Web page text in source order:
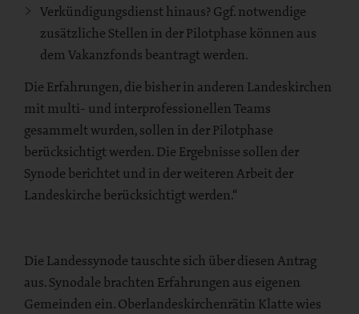
Verkündigungsdienst hinaus? Ggf. notwendige
zusätzliche Stellen in der Pilotphase können aus
dem Vakanzfonds beantragt werden.
Die Erfahrungen, die bisher in anderen Landeskirchen
mit multi- und interprofessionellen Teams
gesammelt wurden, sollen in der Pilotphase
berücksichtigt werden. Die Ergebnisse sollen der
Synode berichtet und in der weiteren Arbeit der
Landeskirche berücksichtigt werden.“
Die Landessynode tauschte sich über diesen Antrag
aus. Synodale brachten Erfahrungen aus eigenen
Gemeinden ein. Oberlandeskirchenrätin Klatte wies